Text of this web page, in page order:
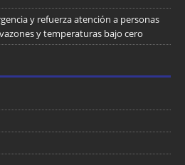
y refuerza atención a personas
y temperaturas bajo cero